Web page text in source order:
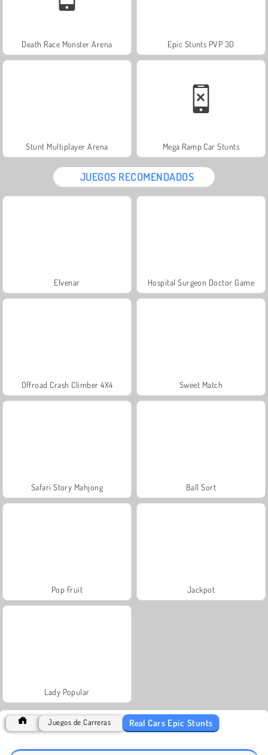
Death Race Monster Arena Epic Stunts PVP 3D
Stunt Multiplayer Arena Mega Ramp Car Stunts
JUEGOS RECOMENDADOS
Elvenar Hospital Surgeon Doctor Game
Offroad Crash Climber 4X4 Sweet Match
Safari Story Mahjong Ball Sort
Pop Fruit Jackpot
Lady Popular
Juegos de Carreras Real Cars Epic Stunts